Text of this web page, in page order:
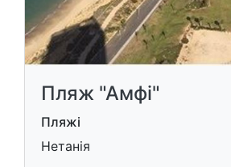
Пляж "Амфі"
Пляжі
Нетанія